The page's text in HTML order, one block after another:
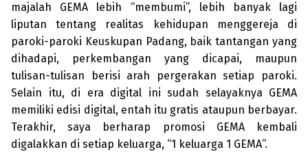
majalah GEMA lebih “membumi”, lebih banyak lagi
liputan tentang realitas kehidupan menggereja di
paroki-paroki Keuskupan Padang, baik tantangan yang
dihadapi, perkembangan yang dicapai, maupun
tulisan-tulisan berisi arah per­gerakan setiap paroki.
Selain itu, di era digital ini sudah selayaknya GEMA
memiliki edisi digital, entah itu gratis ataupun berbayar.
Terakhir, saya berharap promosi GEMA kembali
digalakkan di setiap keluarga, “1 keluarga 1 GEMA”.